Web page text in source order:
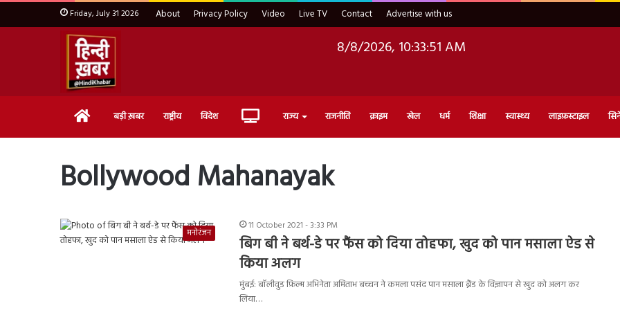
Friday, July 31 2026 About Privacy Policy Video Live TV Contact Advertise with us
8/8/2026, 10:33:52 AM
Home बड़ी ख़बर राष्ट्रीय विदेश Live राज्य राजनीति क्राइम खेल धर्म शिक्षा स्वास्थ्य लाइफ़स्टाइल
Bollywood Mahanayak
मनोरंजन
11 October 2021 - 3:33 PM
बिग बी ने बर्थ-डे पर फैंस को दिया तोहफा, खुद को पान मसाला ऐड से
किया अलग
मुंबई: बॉलीवुड फ़िल्म अभिनेता अमिताभ बच्चन ने कमला पसंद पान मसाला ब्रैंड के विज्ञापन से खुद को अलग कर
लिया…